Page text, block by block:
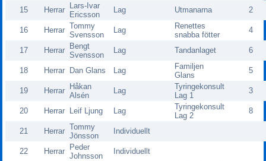
15 Herrar
Lars-Ivar
Ericsson
Lag Utmanarna 2
16 Herrar Tommy
Svensson
Lag
Renettes
snabba fötter
4
17 Herrar
Bengt
Svensson
Lag Tandanlaget 6
18 Herrar Dan Glans Lag
Familjen
Glans
5
19 Herrar
Håkan
Alsén
Lag
Tyringekonsult
Lag 1
3
20 Herrar Leif Ljung Lag
Tyringekonsult
Lag 2
8
21 Herrar Tommy
Jönsson
Individuellt
22 Herrar
Peder
Johnsson
Individuellt